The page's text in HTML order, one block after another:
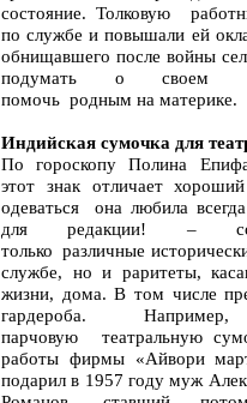
состояние. Толковую
по службе и повышали ей
обнищавшего после войны
подумать о своем
помочь родным на материке.
Индийская сумочка для
По гороскопу Полина
этот знак отличает
одеваться она любила
для редакции! –
только различные
службе, но и раритеты,
жизни, дома. В том числе
гардероба.
парчовую театральную
работы фирмы «Айвори
подарил в 1957 году муж